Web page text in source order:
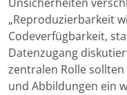
„Reproduzierbarkeit
Codeverfügbarkeit,
Datenzugang
zentralen Rolle
und Abbildungen ein